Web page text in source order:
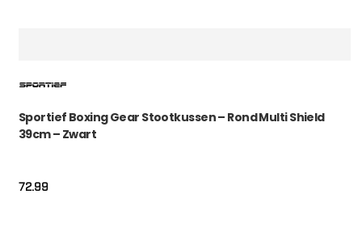
Sportief Boxing Gear Stootkussen – Rond Multi Shield
39cm – Zwart
72.99